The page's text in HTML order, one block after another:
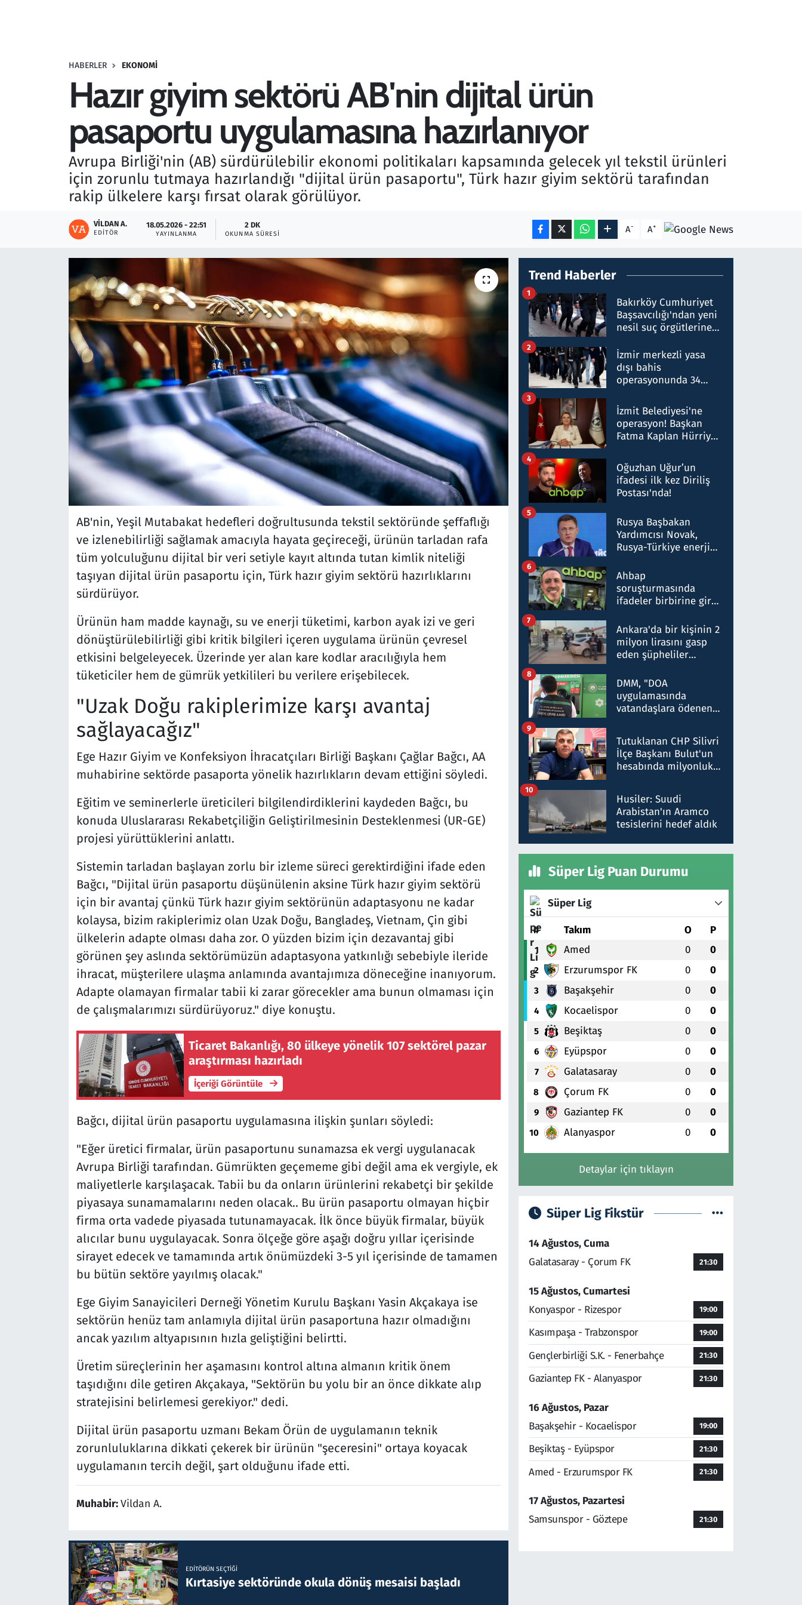
HABERLER EKONOMI
Hazır giyim sektörü AB'nin dijital ürün
pasaportu uygulamasına hazırlanıyor
Avrupa Birliği'nin (AB) sürdürülebilir ekonomi politikaları kapsamında gelecek yıl tekstil ürünleri
için zorunlu tutmaya hazırlandığı "dijital ürün pasaportu", Türk hazır giyim sektörü tarafından
rakip ülkelere karşı fırsat olarak görülüyor.
VILDAN A.
EDITÖR
18.05.2026 - 22:51
YAYINLANMA
2 DK
OKUNMA SÜRESI A- A+
AB'nin, Yeşil Mutabakat hedefleri doğrultusunda tekstil sektöründe şeffaflığı
ve izlenebilirliği sağlamak amacıyla hayata geçireceği, ürünün tarladan rafa
tüm yolculuğunu dijital bir veri setiyle kayıt altında tutan kimlik niteliği
taşıyan dijital ürün pasaportu için, Türk hazır giyim sektörü hazırlıklarını
sürdürüyor.
Ürünün ham madde kaynağı, su ve enerji tüketimi, karbon ayak izi ve geri
dönüştürülebilirliği gibi kritik bilgileri içeren uygulama ürünün çevresel
etkisini belgeleyecek. Üzerinde yer alan kare kodlar aracılığıyla hem
tüketiciler hem de gümrük yetkilileri bu verilere erişebilecek.
"Uzak Doğu rakiplerimize karşı avantaj
sağlayacağız"
Ege Hazır Giyim ve Konfeksiyon İhracatçıları Birliği Başkanı Çağlar Bağcı, AA
muhabirine sektörde pasaporta yönelik hazırlıkların devam ettiğini söyledi.
Eğitim ve seminerlerle üreticileri bilgilendirdiklerini kaydeden Bağcı, bu
konuda Uluslararası Rekabetçiliğin Geliştirilmesinin Desteklenmesi (UR-GE)
projesi yürüttüklerini anlattı.
Sistemin tarladan başlayan zorlu bir izleme süreci gerektirdiğini ifade eden
Bağcı, "Dijital ürün pasaportu düşünülenin aksine Türk hazır giyim sektörü
için bir avantaj çünkü Türk hazır giyim sektörünün adaptasyonu ne kadar
kolaysa, bizim rakiplerimiz olan Uzak Doğu, Bangladeş, Vietnam, Çin gibi
ülkelerin adapte olması daha zor. O yüzden bizim için dezavantaj gibi
görünen şey aslında sektörümüzün adaptasyona yatkınlığı sebebiyle ileride
ihracat, müşterilere ulaşma anlamında avantajımıza döneceğine inanıyorum.
Adapte olamayan firmalar tabii ki zarar görecekler ama bunun olmaması için
de çalışmalarımızı sürdürüyoruz." diye konuştu.
Ticaret Bakanlığı, 80 ülkeye yönelik 107 sektörel pazar
araştırması hazırladı
İçeriği Görüntüle
Bağcı, dijital ürün pasaportu uygulamasına ilişkin şunları söyledi:
"Eğer üretici firmalar, ürün pasaportunu sunamazsa ek vergi uygulanacak
Avrupa Birliği tarafından. Gümrükten geçememe gibi değil ama ek vergiyle, ek
maliyetlerle karşılaşacak. Tabii bu da onların ürünlerini rekabetçi bir şekilde
piyasaya sunamamalarını neden olacak.. Bu ürün pasaportu olmayan hiçbir
firma orta vadede piyasada tutunamayacak. İlk önce büyük firmalar, büyük
alıcılar bunu uygulayacak. Sonra ölçeğe göre aşağı doğru yıllar içerisinde
sirayet edecek ve tamamında artık önümüzdeki 3-5 yıl içerisinde de tamamen
bu bütün sektöre yayılmış olacak."
Ege Giyim Sanayicileri Derneği Yönetim Kurulu Başkanı Yasin Akçakaya ise
sektörün henüz tam anlamıyla dijital ürün pasaportuna hazır olmadığını
ancak yazılım altyapısının hızla geliştiğini belirtti.
Üretim süreçlerinin her aşamasını kontrol altına almanın kritik önem
taşıdığını dile getiren Akçakaya, "Sektörün bu yolu bir an önce dikkate alıp
stratejisini belirlemesi gerekiyor." dedi.
Dijital ürün pasaportu uzmanı Bekam Örün de uygulamanın teknik
zorunluluklarına dikkati çekerek bir ürünün "şeceresini" ortaya koyacak
uygulamanın tercih değil, şart olduğunu ifade etti.
Muhabir:Vildan A.
EDITÖRÜN SEÇTIĞI
Kırtasiye sektöründe okula dönüş mesaisi başladı
Trend Haberler
Bakırköy Cumhuriyet
Başsavcılığı'ndan yeni
nesil suç örgütlerine
hakkında gözaltı kararı
1
İzmir merkezli yasa
dışı bahis
operasyonunda 34
Milyar liralık para
trafiği tespit edildi
2
İzmit Belediyesi'ne
operasyon! Başkan
Fatma Kaplan Hürriyet
3
Oğuzhan Uğur’un
ifadesi ilk kez Diriliş
Postası'nda!
4
Rusya Başbakan
Yardımcısı Novak,
Rusya-Türkiye enerji
nitelikte olduğunu
belirtti
5
Ahbap
soruşturmasında
ifadeler birbirine girdi:
ifadelerinden ortaya
çıkan tablo şok etti
6
Ankara'da bir kişinin 2
milyon lirasını gasp
eden şüpheliler
7
DMM, "DOA
uygulamasında
vatandaşlara ödenen
düşürüldüğü" iddiasını
yalanladı
8
Tutuklanan CHP Silivri
İlçe Başkanı Bulut'un
hesabında milyonluk
talimat verdi, ben
gönderdim
9
Husiler: Suudi
Arabistan'ın Aramco
tesislerini hedef aldık
10
Süper Lig Puan Durumu
Süper Lig
# Takım O P
1 Amed 0 0
2 Erzurumspor FK 0 0
3 Başakşehir 0 0
4 Kocaelispor 0 0
5 Beşiktaş 0 0
6 Eyüpspor 0 0
7 Galatasaray 0 0
8 Çorum FK 0 0
9 Gaziantep FK 0 0
10 Alanyaspor 0 0
Detaylar için tıklayın
Süper Lig Fikstür
14 Ağustos, Cuma
Galatasaray - Çorum FK
21:30
15 Ağustos, Cumartesi
Konyaspor - Rizespor
19:00
Kasımpaşa - Trabzonspor 19:00
Gençlerbirliği S.K. - Fenerbahçe 21:30
Gaziantep FK - Alanyaspor 21:30
16 Ağustos, Pazar
Başakşehir - Kocaelispor
19:00
Beşiktaş - Eyüpspor 21:30
Amed - Erzurumspor FK 21:30
17 Ağustos, Pazartesi
Samsunspor - Göztepe
21:30
Seçim 2023
Televizyon